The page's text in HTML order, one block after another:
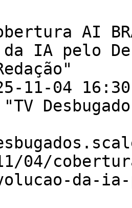
AI
da IA pelo
11-04
04/
da-ia-